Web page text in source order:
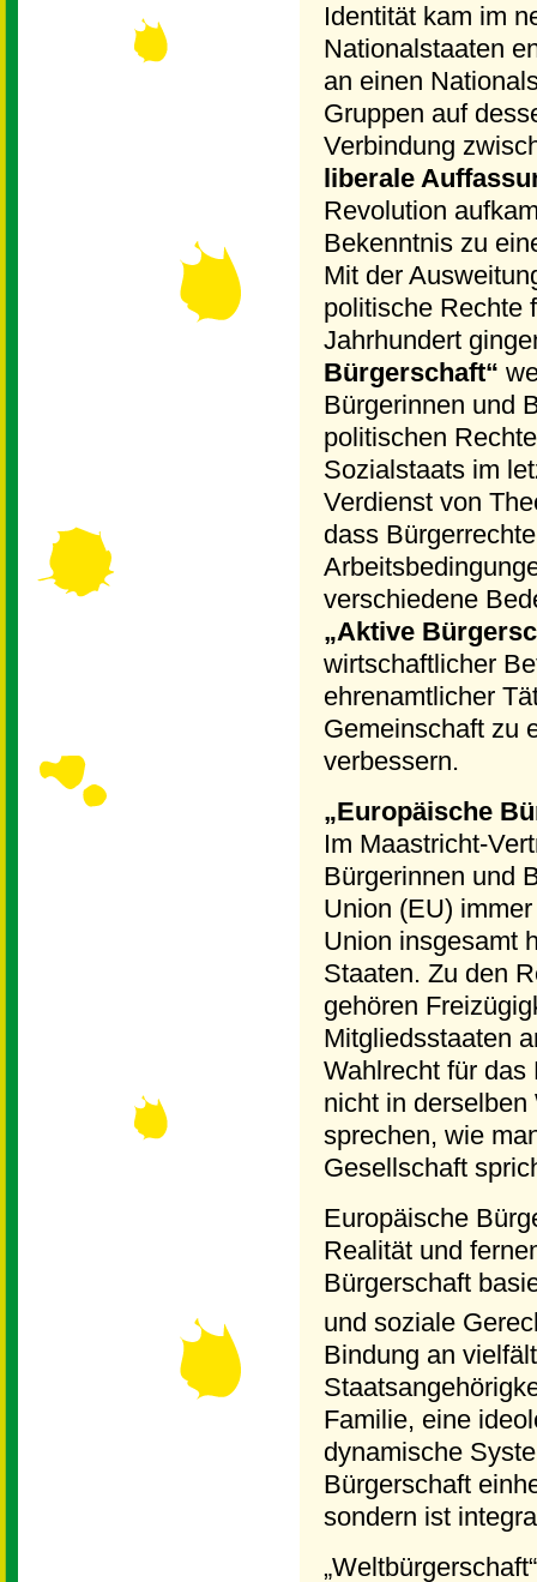
Identität kam im
Nationalstaaten
an einen
Gruppen auf
Verbindung
liberale
Revolution
Bekenntnis zu
Mit der
politische Rechte
Jahrhundert
Bürgerschaft“
Bürgerinnen und
politischen
Sozialstaats im
Verdienst von
dass
verschiedene
„Aktive
wirtschaftlicher
ehrenamtlicher
Gemeinschaft zu
verbessern.
„Europäische
Im Maastricht-
Bürgerinnen und
Union (EU)
Union insgesamt
Staaten. Zu den
gehören
Mitgliedsstaaten
Wahlrecht für das
nicht in derselben
sprechen, wie
Gesellschaft
Europäische
Realität und
Bürgerschaft
und soziale
Bindung an
Familie, eine
dynamische
Bürgerschaft
sondern ist